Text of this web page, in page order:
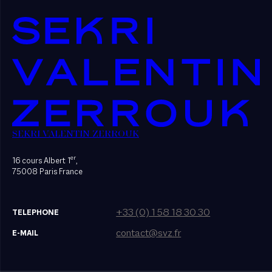
SEKRI VALENTIN ZERROUK
16 cours Albert 1er,
75008 Paris France
TELEPHONE +33 (0) 1 58 18 30 30
E-MAIL contact@svz.fr